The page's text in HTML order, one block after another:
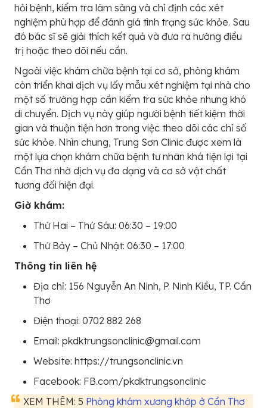
hỏi bệnh, kiểm tra lâm sàng và chỉ định các xét
nghiệm phù hợp để đánh giá tình trạng sức khỏe. Sau
đó bác sĩ sẽ giải thích kết quả và đưa ra hướng điều
trị hoặc theo dõi nếu cần.
Ngoài việc khám chữa bệnh tại cơ sở, phòng khám
còn triển khai dịch vụ lấy mẫu xét nghiệm tại nhà cho
một số trường hợp cần kiểm tra sức khỏe nhưng khó
di chuyển. Dịch vụ này giúp người bệnh tiết kiệm thời
gian và thuận tiện hơn trong việc theo dõi các chỉ số
sức khỏe. Nhìn chung, Trung Sơn Clinic được xem là
một lựa chọn khám chữa bệnh tư nhân khá tiện lợi tại
Cần Thơ nhờ dịch vụ đa dạng và cơ sở vật chất
tương đối hiện đại.
Giờ khám:
Thứ Hai – Thứ Sáu: 06:30 – 19:00
Thứ Bảy – Chủ Nhật: 06:30 – 17:00
Thông tin liên hệ
Địa chỉ: 156 Nguyễn An Ninh, P. Ninh Kiều, TP. Cần
Thơ
Điện thoại: 0702 882 268
Email: pkdktrungsonclinic@gmail.com
Website: https://trungsonclinic.vn
Facebook: FB.com/pkdktrungsonclinic
XEM THÊM: 5 Phòng khám xương khớp ở Cần Thơ